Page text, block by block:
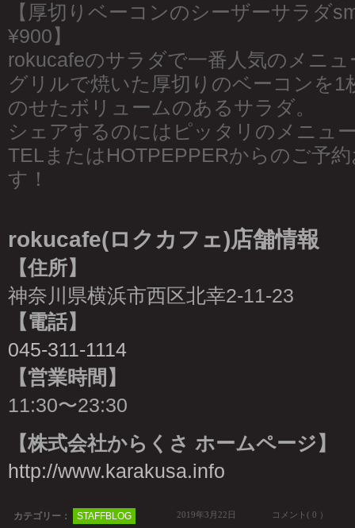
【厚切りベーコンのシーザーサラダ
¥900】
rokucafeのサラダで一番人気のメニュ
グリルで焼いた厚切りのベーコンを1
のせたボリュームのあるサラダ。
シェアするのにはピッタリのメニュ
TELまたはHOTPEPPERからのご予
す！
rokucafe(ロクカフェ)店舗情報
【住所】
神奈川県横浜市西区北幸2-11-23
【電話】
045-311-1114
【営業時間】
11:30〜23:30
【株式会社からくさ ホームページ】
http://www.karakusa.info
カテゴリー： STAFFBLOG 2019年3月22日 コメント( 0 ）